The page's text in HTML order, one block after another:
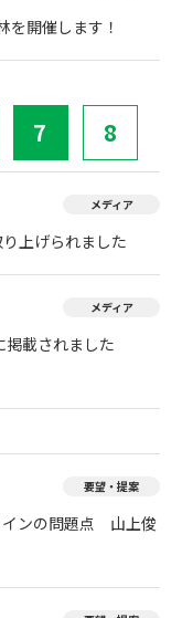
を開催します！
7 8
メディア
上げられました
メディア
掲載されました
要望・提案
インの問題点 山上俊